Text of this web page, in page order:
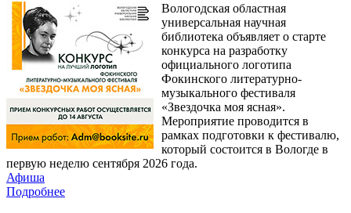
Вологодская областная
универсальная научная
библиотека объявляет о старте
конкурса на разработку
официального логотипа
Фокинского литературно-
музыкального фестиваля
«Звездочка моя ясная».
Мероприятие проводится в
рамках подготовки к фестивалю,
который состоится в Вологде в
первую неделю сентября 2026 года.
Афиша
Подробнее